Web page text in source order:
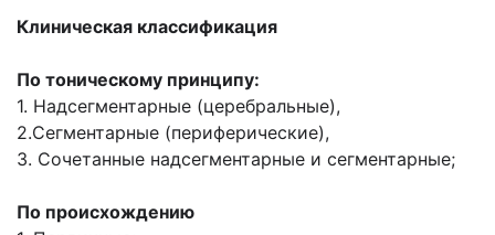
Клиническая классификация
По тоническому принципу:
1. Надсегментарные (церебральные),
2.Сегментарные (периферические),
3. Сочетанные надсегментарные и сегментарные;
По происхождению